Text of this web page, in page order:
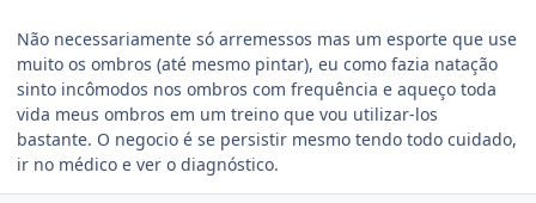
Não necessariamente só arremessos mas um esporte que use
muito os ombros (até mesmo pintar), eu como fazia natação
sinto incômodos nos ombros com frequência e aqueço toda
vida meus ombros em um treino que vou utilizar-los
bastante. O negocio é se persistir mesmo tendo todo cuidado,
ir no médico e ver o diagnóstico.